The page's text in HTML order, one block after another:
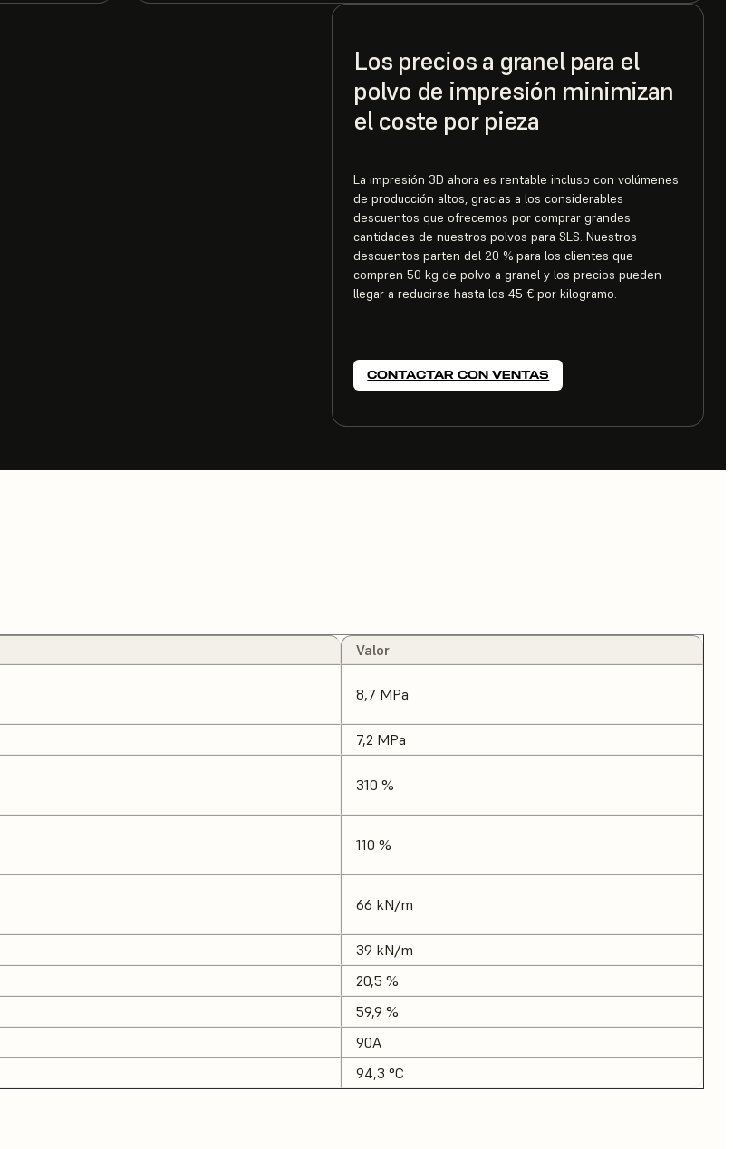
Los precios a granel para el
polvo de impresión minimizan
el coste por pieza
La impresión 3D ahora es rentable incluso con volúmenes
de producción altos, gracias a los considerables
descuentos que ofrecemos por comprar grandes
cantidades de nuestros polvos para SLS. Nuestros
descuentos parten del 20 % para los clientes que
compren 50 kg de polvo a granel y los precios pueden
llegar a reducirse hasta los 45 € por kilogramo.
CONTACTAR CON VENTAS
Valor
8,7 MPa
7,2 MPa
310 %
110 %
66 kN/m
39 kN/m
20,5 %
59,9 %
90A
94,3 °C